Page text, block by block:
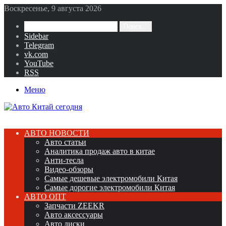
Воскресенье, 9 августа 2026
Sidebar
Telegram
vk.com
YouTube
RSS
Меню
АВТО НОВОСТИ
Авто статьи
Аналитика продаж авто в китае
Анти-тесла
Видео-обзоры
Самые дешевые электромобили Китая
Самые дорогие электромобили Китая
АВТО ОПТ
Запчасти ZEEKR
Авто аксессуары
Авто диски